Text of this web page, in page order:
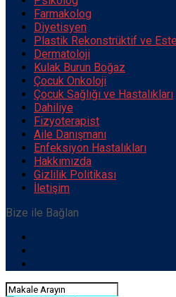
Farmakolog
Diyetisyen
Plastik Rekonstrüktif ve
Dermatoloji
Kulak Burun Boğaz
Çocuk Onkoloji
Çocuk Sağlığı ve Hastalıkları
Dahiliye
Fizyoterapist
Aile Danışmanı
Enfeksiyon Hastalıkları
Hakkımızda
Gizlilik Politikası
İletişim
Bize ile Bağlan